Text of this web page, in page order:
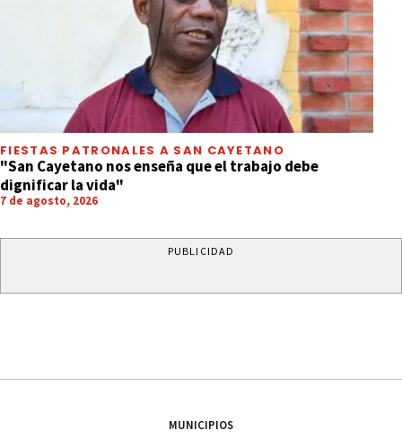
FIESTAS PATRONALES A SAN CAYETANO
"San Cayetano nos enseña que el trabajo debe
dignificar la vida"
7 de agosto, 2026
PUBLICIDAD
MUNICIPIOS